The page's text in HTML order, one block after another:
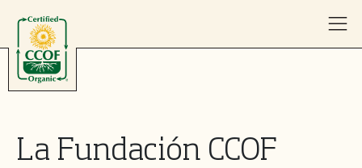
La Fundación CCOF